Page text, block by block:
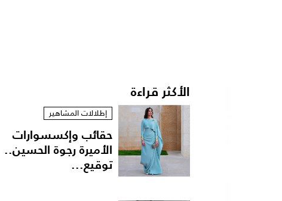
الأكثر قراءة
إطلالات المشاهير
حقائب وإكسسوارات
الأميرة رجوة الحسين..
توقيع...